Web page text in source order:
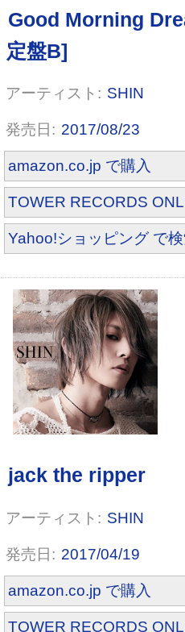
SHIN
2017/08/23
amazon.co.jp で購入
TOWER RECORDS
Yahoo!ショッピング で
SHIN
2017/04/19
amazon.co.jp で購入
TOWER RECORDS